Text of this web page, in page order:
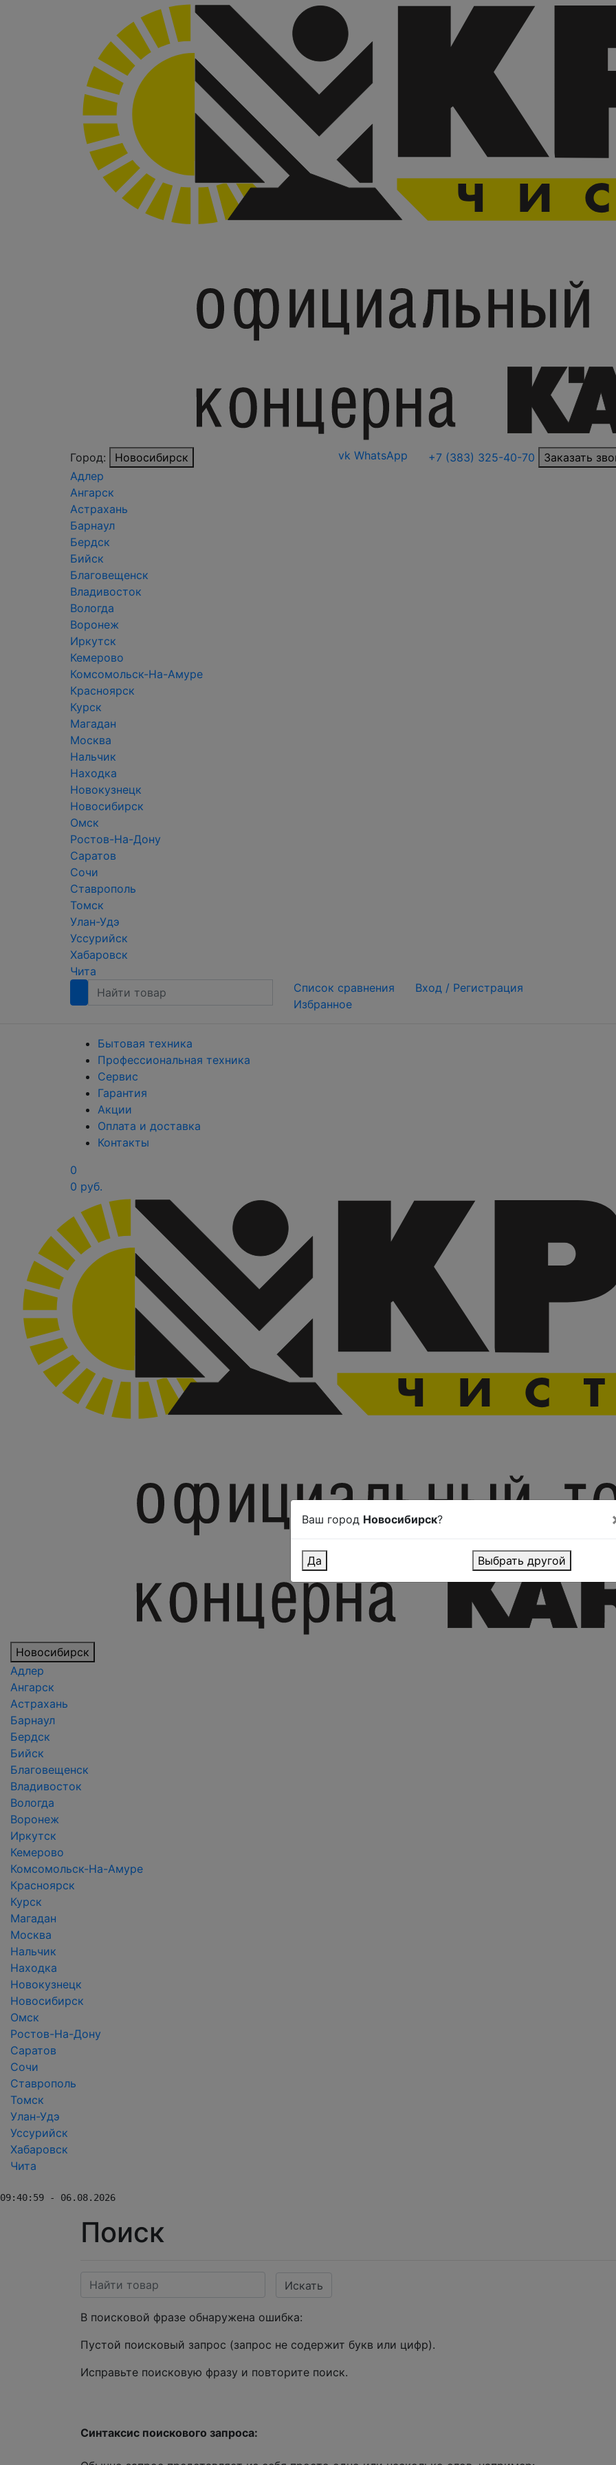
Город:
Новосибирск
Адлер
Ангарск
Астрахань
Барнаул
Бердск
Бийск
Благовещенск
Владивосток
Вологда
Воронеж
Иркутск
Кемерово
Комсомольск-На-Амуре
Красноярск
Курск
Магадан
Москва
Нальчик
Находка
Новокузнецк
Новосибирск
Омск
Ростов-На-Дону
Саратов
Сочи
Ставрополь
Томск
Улан-Удэ
Уссурийск
Хабаровск
Чита
vk WhatsApp +7 (383) 325-40-70 Заказать
Список сравнения
Избранное
Вход / Регистрация
Бытовая техника
Профессиональная техника
Сервис
Гарантия
Акции
Оплата и доставка
Контакты
0
0 руб.
Новосибирск
Адлер
Ангарск
Астрахань
Барнаул
Бердск
Бийск
Благовещенск
Владивосток
Вологда
Воронеж
Иркутск
Кемерово
Комсомольск-На-Амуре
Красноярск
Курск
Магадан
Москва
Нальчик
Находка
Новокузнецк
Новосибирск
Омск
Ростов-На-Дону
Саратов
Сочи
Ставрополь
Томск
Улан-Удэ
Уссурийск
Хабаровск
Чита
09:40:59 - 06.08.2026
Поиск
Искать
В поисковой фразе обнаружена ошибка:
Пустой поисковый запрос (запрос не содержит букв или цифр).
Исправьте поисковую фразу и повторите поиск.
Синтаксис поискового запроса:
Ваш город Новосибирск?
Да Выбрать другой